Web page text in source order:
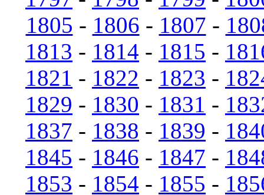
1805 - 1806 - 1807 -
1813 - 1814 - 1815 -
1821 - 1822 - 1823 -
1829 - 1830 - 1831 -
1837 - 1838 - 1839 -
1845 - 1846 - 1847 -
1853 - 1854 - 1855 -